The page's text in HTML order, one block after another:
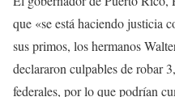
que «se está haciendo justicia
sus primos, los hermanos
declararon culpables de robar
federales, por lo que podrían